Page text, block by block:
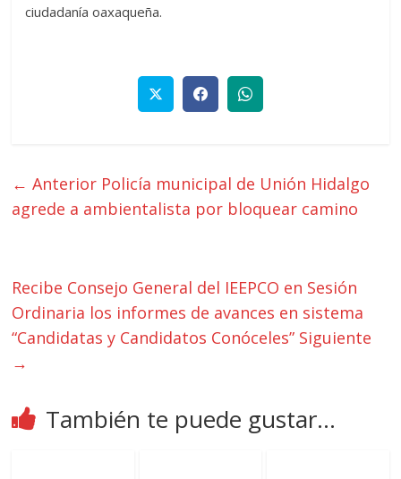
ciudadanía oaxaqueña.
← Anterior Policía municipal de Unión Hidalgo
agrede a ambientalista por bloquear camino
Recibe Consejo General del IEEPCO en Sesión
Ordinaria los informes de avances en sistema
“Candidatas y Candidatos Conóceles” Siguiente
→
También te puede gustar...